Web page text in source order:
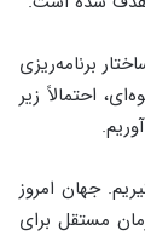
برنامه‌ریزی
احتمالاً زیر
جهان امروز
مستقل برای